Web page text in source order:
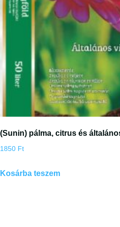
(Sunin) pálma, citrus és
1850 Ft
Kosárba teszem